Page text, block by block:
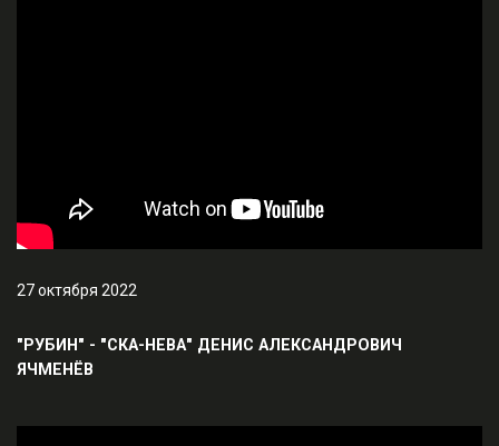
27 октября 2022
"РУБИН" - "СКА-НЕВА" ДЕНИС АЛЕКСАНДРОВИЧ
ЯЧМЕНЁВ